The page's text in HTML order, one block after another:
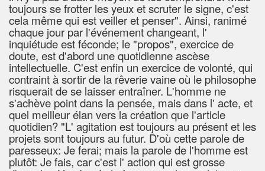
toujours se frotter les yeux et scruter le signe, c'est
cela même qui est veiller et penser". Ainsi, ranimé
chaque jour par l'événement changeant, l'
inquiétude est féconde; le "propos", exercice de
doute, est d'abord une quotidienne ascèse
intellectuelle. C'est enfin un exercice de volonté, qui
contraint à sortir de la rêverie vaine où le philosophe
risquerait de se laisser entraîner. L'homme ne
s'achève point dans la pensée, mais dans l' acte, et
quel meilleur élan vers la création que l'article
quotidien? "L' agitation est toujours au présent et les
projets sont toujours au futur. D'où cette parole de
paresseux: Je ferai; mais la parole de l'homme est
plutôt: Je fais, car c'est l' action qui est grosse